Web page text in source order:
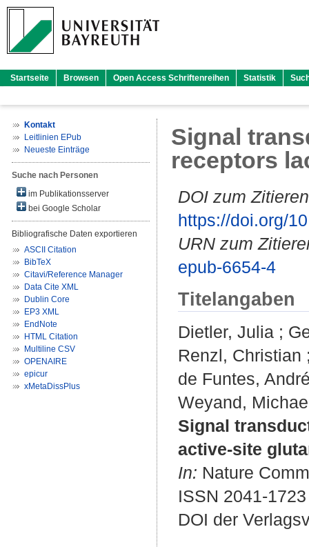
Startseite Browsen Open Access Schriftenreihen Statistik
Kontakt
Leitlinien EPub
Neueste Einträge
Suche nach Personen
im Publikationsserver
bei Google Scholar
Bibliografische Daten exportieren
ASCII Citation
BibTeX
Citavi/Reference Manager
Data Cite XML
Dublin Core
EP3 XML
EndNote
HTML Citation
Multiline CSV
OPENAIRE
epicur
xMetaDissPlus
Signal
receptors
DOI zum
https://doi.org/
URN zum
epub-6654-4
Titelangaben
Dietler, Julia ;
Renzl, Christian
de Funtes,
Weyand,
Signal
active-site
In: Nature
ISSN 2041-1723
DOI der